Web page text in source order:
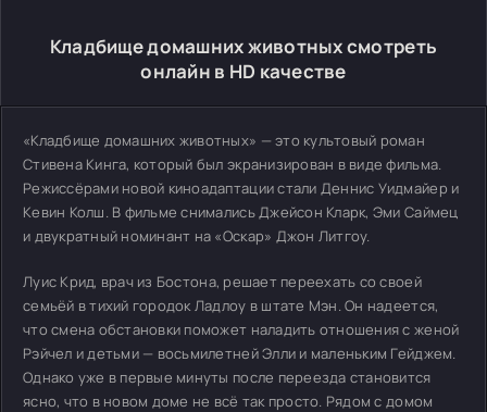
Кладбище домашних животных смотреть
онлайн в HD качестве
«Кладбище домашних животных» — это культовый роман
Стивена Кинга, который был экранизирован в виде фильма.
Режиссёрами новой киноадаптации стали Деннис Уидмайер и
Кевин Колш. В фильме снимались Джейсон Кларк, Эми Саймец
и двукратный номинант на «Оскар» Джон Литгоу.
Луис Крид, врач из Бостона, решает переехать со своей
семьёй в тихий городок Ладлоу в штате Мэн. Он надеется,
что смена обстановки поможет наладить отношения с женой
Рэйчел и детьми — восьмилетней Элли и маленьким Гейджем.
Однако уже в первые минуты после переезда становится
ясно, что в новом доме не всё так просто. Рядом с домом